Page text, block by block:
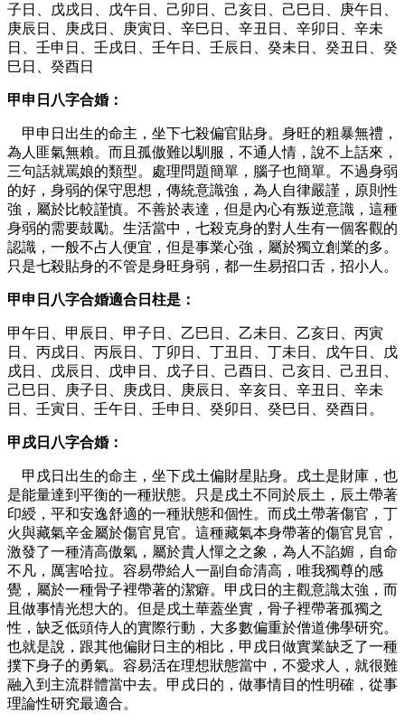
子日、戊戌日、戊午日、己卯日、己亥日、己巳日、庚午日、
庚辰日、庚戌日、庚寅日、辛巳日、辛丑日、辛卯日、辛未
日、壬申日、壬戌日、壬午日、壬辰日、癸未日、癸丑日、癸
巳日、癸酉日
甲申日八字合婚：
甲申日出生的命主，坐下七殺偏官貼身。身旺的粗暴無禮，
為人匪氣無賴。而且孤傲難以馴服，不通人情，說不上話來，
三句話就罵娘的類型。處理問題簡單，腦子也簡單。不過身弱
的好，身弱的保守思想，傳統意識強，為人自律嚴謹，原則性
強，屬於比較謹慎。不善於表達，但是內心有叛逆意識，這種
身弱的需要鼓勵。生活當中，七殺克身的對人生有一個客觀的
認識，一般不占人便宜，但是事業心強，屬於獨立創業的多。
只是七殺貼身的不管是身旺身弱，都一生易招口舌，招小人。
甲申日八字合婚適合日柱是：
甲午日、甲辰日、甲子日、乙巳日、乙未日、乙亥日、丙寅
日、丙戌日、丙辰日、丁卯日、丁丑日、丁未日、戊午日、戊
戌日、戊辰日、戊申日、戊子日、己酉日、己亥日、己丑日、
己巳日、庚子日、庚戌日、庚辰日、辛亥日、辛丑日、辛未
日、壬寅日、壬午日、壬申日、癸卯日、癸巳日、癸酉日。
甲戌日八字合婚：
甲戌日出生的命主，坐下戌土偏財星貼身。戌土是財庫，也
是能量達到平衡的一種狀態。只是戌土不同於辰土，辰土帶著
印綬，平和安逸舒適的一種狀態和個性。而戌土帶著傷官，丁
火與藏氣辛金屬於傷官見官。這種藏氣本身帶著的傷官見官，
激發了一種清高傲氣，屬於貴人憚之之象，為人不諂媚，自命
不凡，厲害哈拉。容易帶給人一副自命清高，唯我獨尊的感
覺，屬於一種骨子裡帶著的潔癖。甲戌日的主觀意識太強，而
且做事情光想大的。但是戌土華蓋坐實，骨子裡帶著孤獨之
性，缺乏低頭侍人的實際行動，大多數偏重於僧道佛學研究。
也就是說，跟其他偏財日主的相比，甲戌日做實業缺乏了一種
撲下身子的勇氣。容易活在理想狀態當中，不愛求人，就很難
融入到主流群體當中去。甲戌日的，做事情目的性明確，從事
理論性研究最適合。